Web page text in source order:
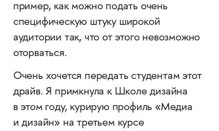
пример, как можно подать очень
специфическую штуку широкой
аудитории так, что от этого невозможно
оторваться.
Очень хочется передать студентам этот
драйв. Я примкнула к Школе дизайна
в этом году, курирую профиль «Медиа
и дизайн» на третьем курсе